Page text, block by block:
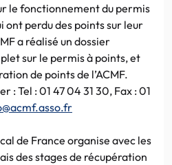
le fonctionnement du permis
ont perdu des points sur leur
a réalisé un dossier
sur le permis à points, et
de points de l’ACMF.
: Tel : 01 47 04 31 30, Fax : 01
de France organise avec les
des stages de récupération